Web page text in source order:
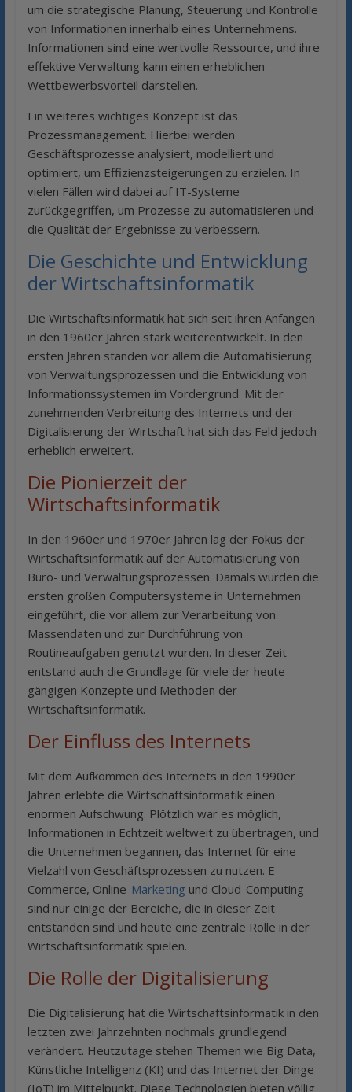
um die strategische Planung, Steuerung und Kontrolle
von Informationen innerhalb eines Unternehmens.
Informationen sind eine wertvolle Ressource, und ihre
effektive Verwaltung kann einen erheblichen
Wettbewerbsvorteil darstellen.
Ein weiteres wichtiges Konzept ist das
Prozessmanagement. Hierbei werden
Geschäftsprozesse analysiert, modelliert und
optimiert, um Effizienzsteigerungen zu erzielen. In
vielen Fällen wird dabei auf IT-Systeme
zurückgegriffen, um Prozesse zu automatisieren und
die Qualität der Ergebnisse zu verbessern.
Die Geschichte und Entwicklung
der Wirtschaftsinformatik
Die Wirtschaftsinformatik hat sich seit ihren Anfängen
in den 1960er Jahren stark weiterentwickelt. In den
ersten Jahren standen vor allem die Automatisierung
von Verwaltungsprozessen und die Entwicklung von
Informationssystemen im Vordergrund. Mit der
zunehmenden Verbreitung des Internets und der
Digitalisierung der Wirtschaft hat sich das Feld jedoch
erheblich erweitert.
Die Pionierzeit der
Wirtschaftsinformatik
In den 1960er und 1970er Jahren lag der Fokus der
Wirtschaftsinformatik auf der Automatisierung von
Büro- und Verwaltungsprozessen. Damals wurden die
ersten großen Computersysteme in Unternehmen
eingeführt, die vor allem zur Verarbeitung von
Massendaten und zur Durchführung von
Routineaufgaben genutzt wurden. In dieser Zeit
entstand auch die Grundlage für viele der heute
gängigen Konzepte und Methoden der
Wirtschaftsinformatik.
Der Einfluss des Internets
Mit dem Aufkommen des Internets in den 1990er
Jahren erlebte die Wirtschaftsinformatik einen
enormen Aufschwung. Plötzlich war es möglich,
Informationen in Echtzeit weltweit zu übertragen, und
die Unternehmen begannen, das Internet für eine
Vielzahl von Geschäftsprozessen zu nutzen. E-
Commerce, Online-Marketing und Cloud-Computing
sind nur einige der Bereiche, die in dieser Zeit
entstanden sind und heute eine zentrale Rolle in der
Wirtschaftsinformatik spielen.
Die Rolle der Digitalisierung
Die Digitalisierung hat die Wirtschaftsinformatik in den
letzten zwei Jahrzehnten nochmals grundlegend
verändert. Heutzutage stehen Themen wie Big Data,
Künstliche Intelligenz (KI) und das Internet der Dinge
(IoT) im Mittelpunkt. Diese Technologien bieten völlig